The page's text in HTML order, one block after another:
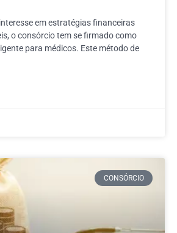
em estratégias financeiras
o consórcio tem se firmado como
para médicos. Este método de
CONSÓRCIO